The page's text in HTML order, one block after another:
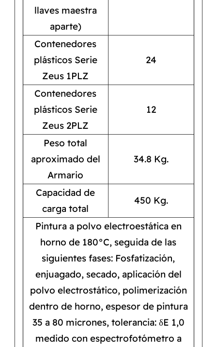
llaves maestra
aparte)
Contenedores
plásticos Serie
Zeus 1PLZ
24
Contenedores
plásticos Serie
Zeus 2PLZ
12
Peso total
aproximado del
Armario
34.8 Kg.
Capacidad de
carga total
450 Kg.
Pintura a polvo electroestática en
horno de 180°C, seguida de las
siguientes fases: Fosfatización,
enjuagado, secado, aplicación del
polvo electrostático, polimerización
dentro de horno, espesor de pintura
35 a 80 micrones, tolerancia: δE 1,0
medido con espectrofotómetro a